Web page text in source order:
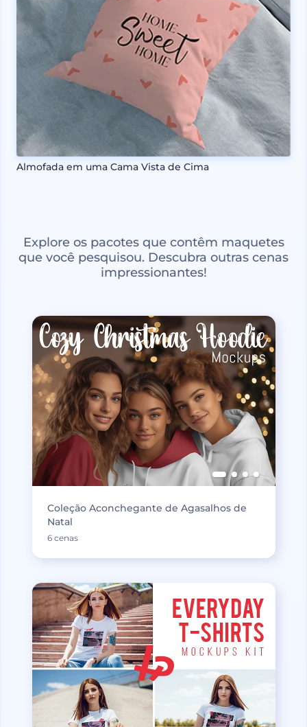
Almofada em uma Cama Vista de Cima
Explore os pacotes que contêm maquetes
que você pesquisou. Descubra outras cenas
impressionantes!
Coleção Aconchegante de Agasalhos de
Natal
6 cenas